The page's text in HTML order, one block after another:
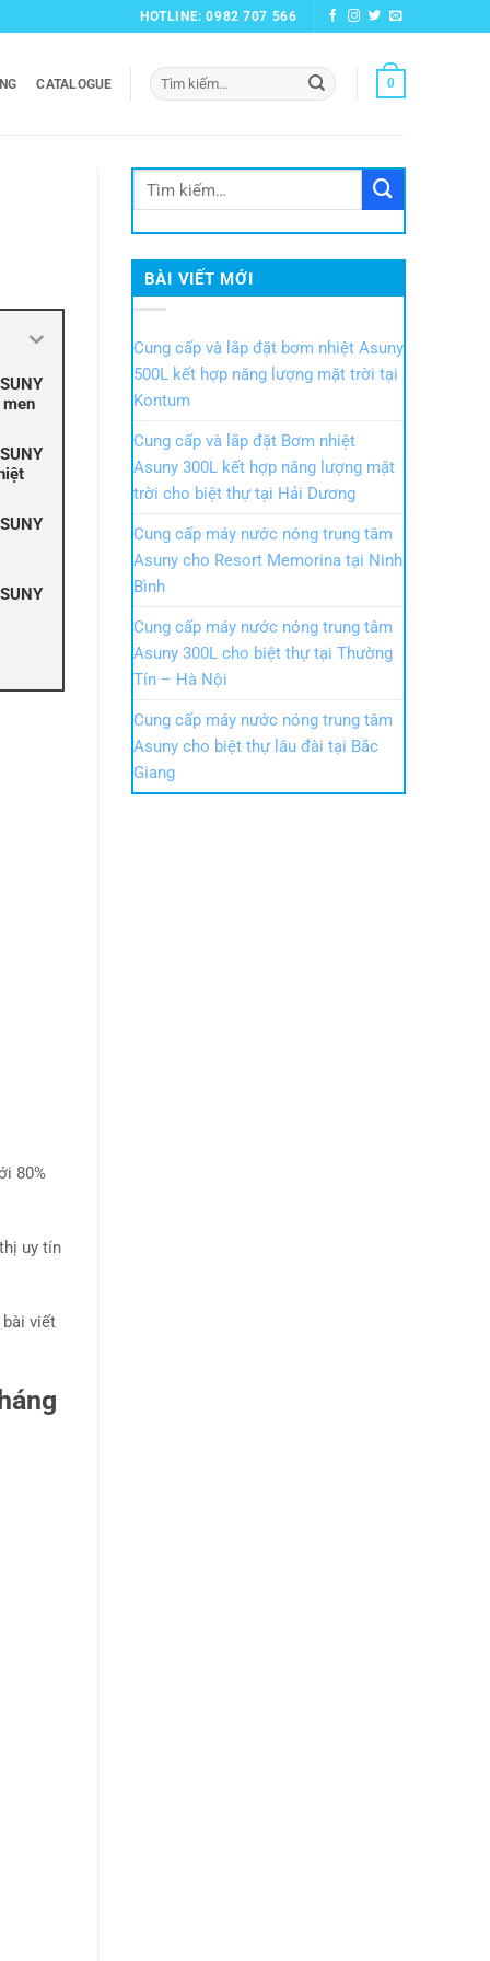
HOTLINE: 0982 707 566
CATALOGUE
Tìm
kiếm:
0
80%
uy tín
viết
BÀI VIẾT MỚI
Cung cấp và lắp đặt bơm nhiệt Asuny
500L kết hợp năng lượng mặt trời tại
Kontum
Cung cấp và lắp đặt Bơm nhiệt
Asuny 300L kết hợp năng lượng mặt
trời cho biệt thự tại Hải Dương
Cung cấp máy nước nóng trung tâm
Asuny cho Resort Memorina tại Ninh
Bình
Cung cấp máy nước nóng trung tâm
Asuny 300L cho biệt thự tại Thường
Tín – Hà Nội
Cung cấp máy nước nóng trung tâm
Asuny cho biệt thự lâu đài tại Bắc
Giang